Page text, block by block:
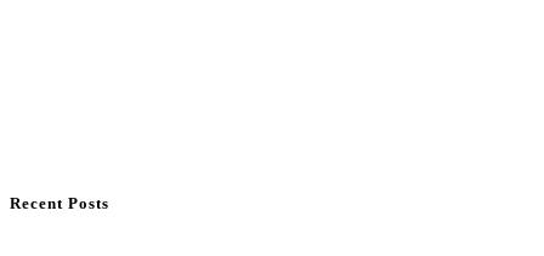
Recent Posts